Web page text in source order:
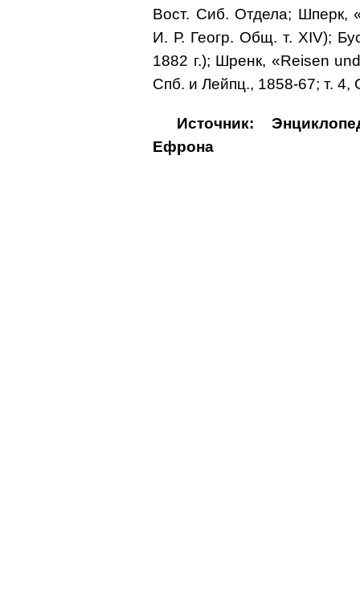
Вост. Сиб. Отдела; Шперк,
И. Р. Геогр. Общ. т. XIV);
1882 г.); Шренк, «Reisen
Спб. и Лейпц., 1858-67; т. 4,
Источник:
Ефрона